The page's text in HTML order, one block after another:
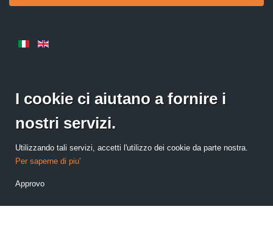
I cookie ci aiutano a fornire i
nostri servizi.
Utilizzando tali servizi, accetti l'utilizzo dei cookie da parte nostra.
Per saperne di piu'
Approvo